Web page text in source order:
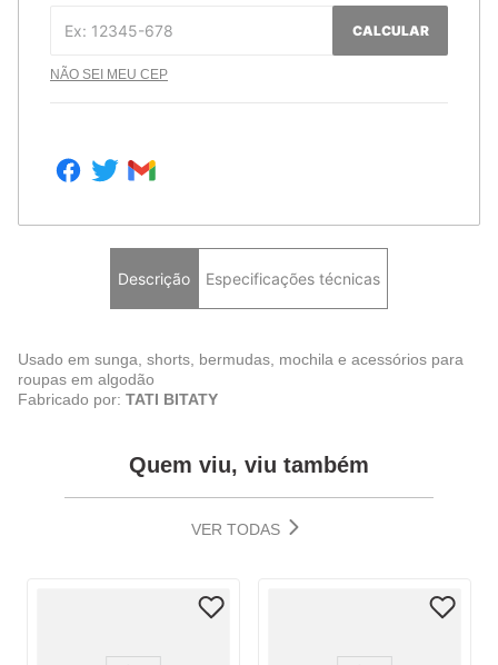
CALCULAR
NÃO SEI MEU CEP
Descrição Especificações técnicas
Usado em sunga, shorts, bermudas, mochila e acessórios para
roupas em algodão
Fabricado por: TATI BITATY
Quem viu, viu também
VER TODAS